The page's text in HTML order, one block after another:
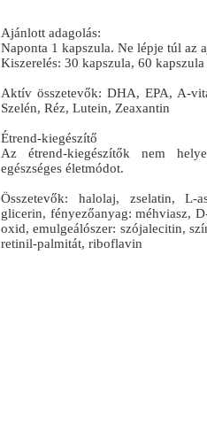
Ajánlott adagolás:
Naponta 1 kapszula. Ne lépje túl az
Kiszerelés: 30 kapszula, 60 kapszula
Aktív összetevők: DHA, EPA, A-
Szelén, Réz, Lutein, Zeaxantin
Étrend-kiegészítő
Az étrend-kiegészítők nem
egészséges életmódot.
Összetevők: halolaj, zselatin, L-
glicerin, fényezőanyag: méhviasz,
oxid, emulgeálószer: szójalecitin,
retinil-palmitát, riboflavin